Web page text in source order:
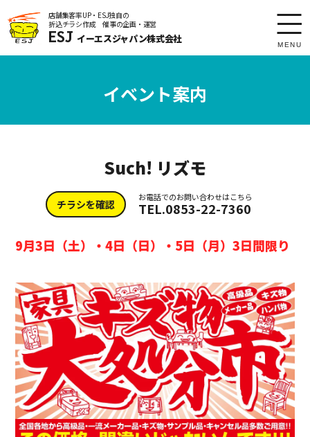
MENU
店舗集客率UP・ESJ独自の
折込チラシ作成 催事の企画・運営
ESJ イーエスジャパン株式会社
イベント案内
Such! リズモ
チラシを確認
お電話でのお問い合わせはこちら
TEL.0853-22-7360
9月3日（土）・4日（日）・5日（月）3日間限り